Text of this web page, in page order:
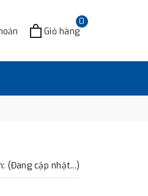
0
Giỏ hàng
(Đang cập nhật...)